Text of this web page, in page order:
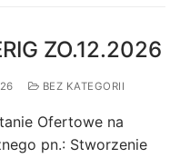
ZO.12.2026
BEZ KATEGORII
Ofertowe na
pn.: Stworzenie